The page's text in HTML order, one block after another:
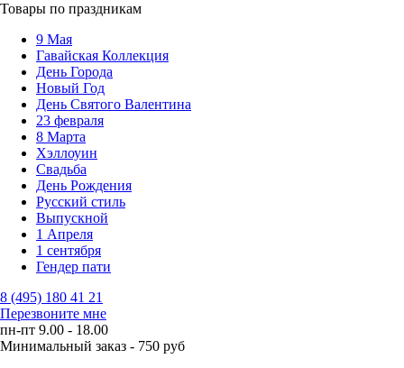
Товары по праздникам
9 Мая
Гавайская Коллекция
День Города
Новый Год
День Святого Валентина
23 февраля
8 Марта
Хэллоуин
Свадьба
День Рождения
Русский стиль
Выпускной
1 Апреля
1 сентября
Гендер пати
8 (495) 180 41 21
Перезвоните мне
пн-пт 9.00 - 18.00
Минимальный заказ - 750 руб